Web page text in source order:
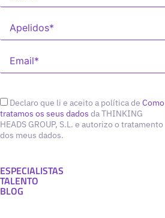
Declaro que li e aceito a política de Como
tratamos os seus dados da THINKING
HEADS GROUP, S.L. e autorizo o tratamento
dos meus dados.
ESPECIALISTAS
TALENTO
BLOG